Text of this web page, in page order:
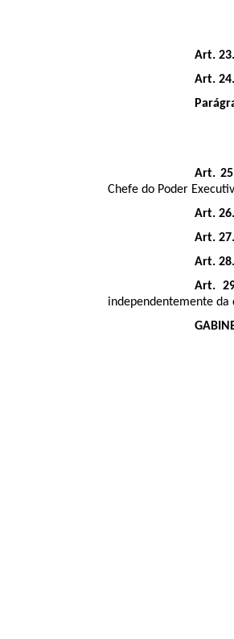
Art. 23.
Art. 24.
Art.
Chefe do Poder
Art. 26.
Art. 27.
Art. 28.
Art.
independentemente da